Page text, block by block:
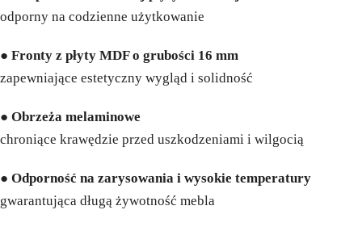
odporny na codzienne użytkowanie
● Fronty z płyty MDF o grubości 16 mm
zapewniające estetyczny wygląd i solidność
● Obrzeża melaminowe
chroniące krawędzie przed uszkodzeniami i wilgocią
● Odporność na zarysowania i wysokie temperatury
gwarantująca długą żywotność mebla